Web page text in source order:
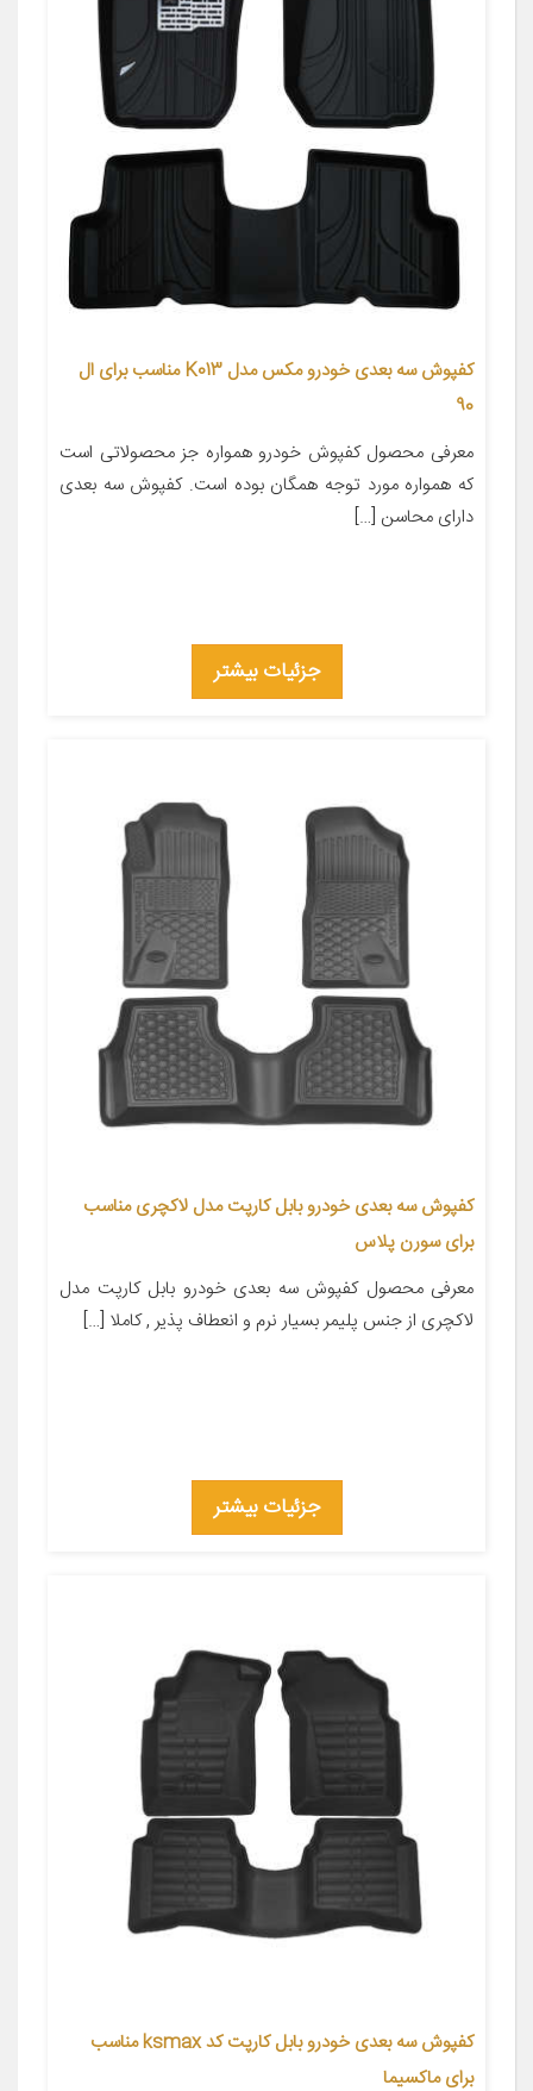
کفپوش سه بعدی خودرو مکس مدل K013 مناسب برای ال
90
معرفی محصول کفپوش خودرو همواره جز محصولاتی است
که همواره مورد توجه همگان بوده است. کفپوش سه بعدی
دارای محاسن […]
جزئیات بیشتر
کفپوش سه بعدی خودرو بابل کارپت مدل لاکچری مناسب
برای سورن پلاس
معرفی محصول کفپوش سه بعدی خودرو بابل کارپت مدل
لاکچری از جنس پلیمر بسیار نرم و انعطاف پذیر , کاملا […]
جزئیات بیشتر
کفپوش سه بعدی خودرو بابل کارپت کد ksmax مناسب
برای ماکسیما